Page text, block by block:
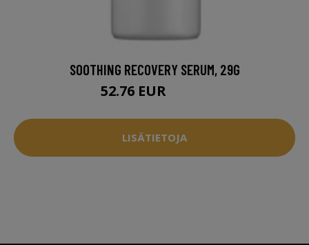
SOOTHING RECOVERY SERUM, 29G
52.76 EUR
LISÄTIETOJA